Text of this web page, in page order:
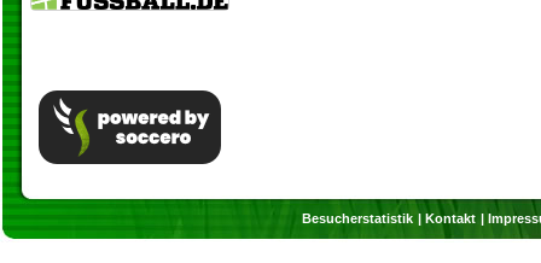
Besucherstatistik Kontakt